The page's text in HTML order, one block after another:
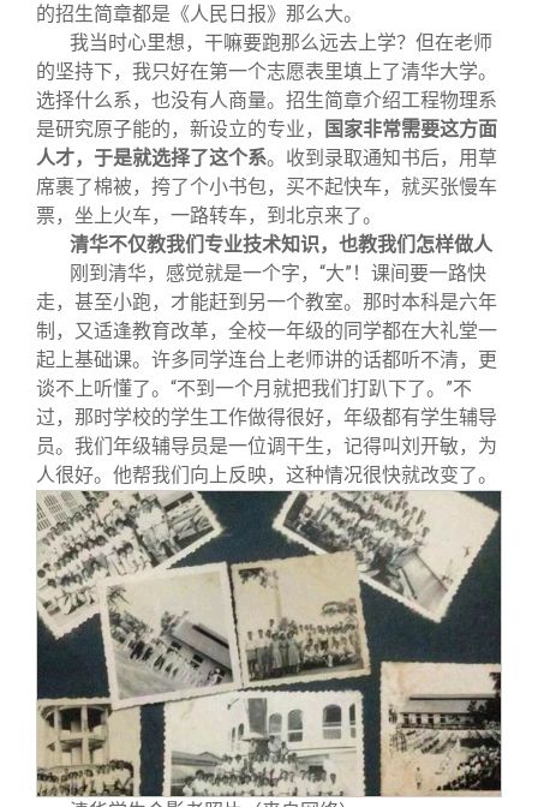
的招生简章都是《人民日报》那么大。
我当时心里想，干嘛要跑那么远去上学？但在老师
的坚持下，我只好在第一个志愿表里填上了清华大学。
选择什么系，也没有人商量。招生简章介绍工程物理系
是研究原子能的，新设立的专业，
国家非常需要这方面
人才，于是就选择了这个系。收到录取通知书后，用草
席裹了棉被，挎了个小书包，买不起快车，就买张慢车
票，坐上火车，一路转车，到北京来了。
清华不仅教我们专业技术知识，也教我们怎样做人
刚到清华，感觉就是一个字，“大”！课间要一路快
走，甚至小跑，才能赶到另一个教室。那时本科是六年
制，又适逢教育改革，全校一年级的同学都在大礼堂一
起上基础课。许多同学连台上老师讲的话都听不清，更
谈不上听懂了。“不到一个月就把我们打趴下了。”不
过，那时学校的学生工作做得很好，年级都有学生辅导
员。我们年级辅导员是一位调干生，记得叫刘开敏，为
人很好。他帮我们向上反映，这种情况很快就改变了。